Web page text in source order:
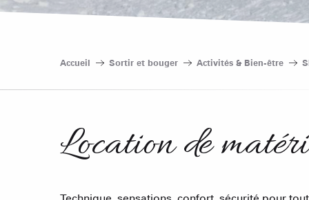
Accueil Sortir et bouger Activités & Bien-être
Location de